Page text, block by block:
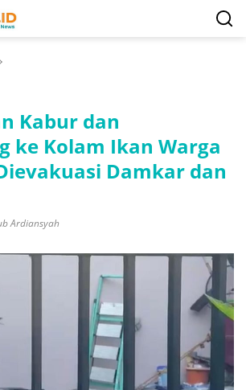
Kabur dan
ke Kolam Ikan Warga
Damkar dan
Ardiansyah